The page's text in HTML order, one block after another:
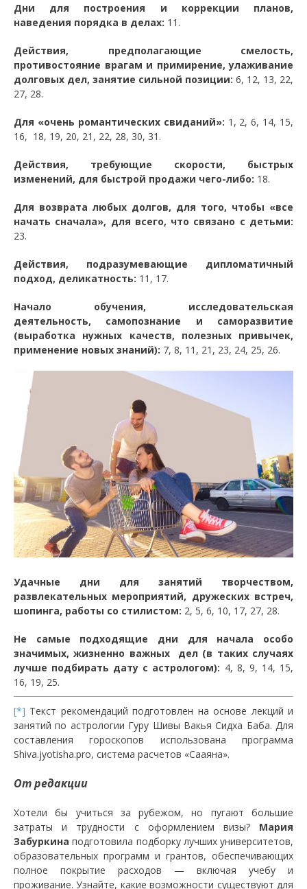
Дни для построения и коррекции планов,
наведения порядка в делах: 11.
Действия, предполагающие смелость,
противостояние врагам и примирение, улаживание
долговых дел, занятие сильной позиции: 6, 12, 13, 22,
27, 28.
Для «очень романтических свиданий»: 1, 2, 6, 14, 15,
16, 18, 19, 20, 21, 22, 28, 30, 31.
Действия, требующие скорости, быстрых
изменений, для быстрой продажи чего-либо: 18.
Для возврата любых долгов, для того, чтобы «все
начать сначала», для всего, что связано с детьми:
23.
Действия, подразумевающие дипломатичный
подход, деликатность: 11, 17.
Начало обучения, исследовательская
деятельность, самопознание и саморазвитие
(выработка нужных качеств, полезных привычек,
применение новых знаний): 7, 8, 11, 21, 23, 24, 25, 26.
Удачные дни для занятий творчеством,
развлекательных мероприятий, дружеских встреч,
шопинга, работы со стилистом: 2, 5, 6, 10, 17, 27, 28.
Не самые подходящие дни для начала особо
значимых, жизненно важных дел (в таких случаях
лучше подбирать дату с астрологом): 4, 8, 9, 14, 15,
16, 19, 25.
[*] Текст рекомендаций подготовлен на основе лекций и
занятий по астрологии Гуру Шивы Вакья Сидха Баба. Для
составления гороскопов использована программа
Shiva.jyotisha.pro, система расчетов «Сааяна».
От редакции
Хотели бы учиться за рубежом, но пугают большие
затраты и трудности с оформлением визы? Мария
Забуркина подготовила подборку лучших университетов,
образовательных программ и грантов, обеспечивающих
полное покрытие расходов — включая учебу и
проживание. Узнайте, какие возможности существуют для